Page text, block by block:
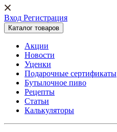
Вход Регистрация
Каталог товаров
Акции
Новости
Уценки
Подарочные сертификаты
Бутылочное пиво
Рецепты
Статьи
Калькуляторы